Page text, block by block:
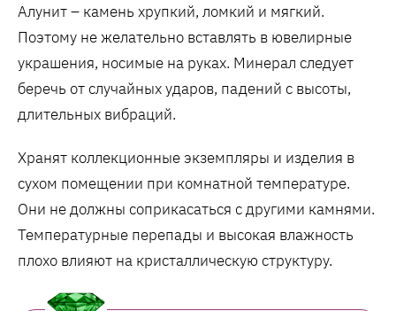
Алунит – камень хрупкий, ломкий и мягкий.
Поэтому не желательно вставлять в ювелирные
украшения, носимые на руках. Минерал следует
беречь от случайных ударов, падений с высоты,
длительных вибраций.
Хранят коллекционные экземпляры и изделия в
сухом помещении при комнатной температуре.
Они не должны соприкасаться с другими камнями.
Температурные перепады и высокая влажность
плохо влияют на кристаллическую структуру.